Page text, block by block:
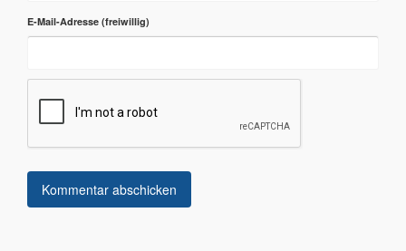
E-Mail-Adresse